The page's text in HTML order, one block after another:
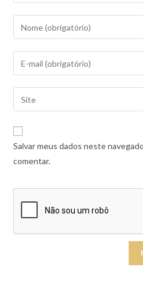
Salvar meus dados neste
comentar.